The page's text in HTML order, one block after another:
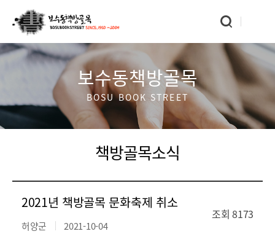
보수동책방골목
BOSU BOOK STREET
책방골목소식
2021년 책방골목 문화축제 취소
조회 8173
허양군 2021-10-04